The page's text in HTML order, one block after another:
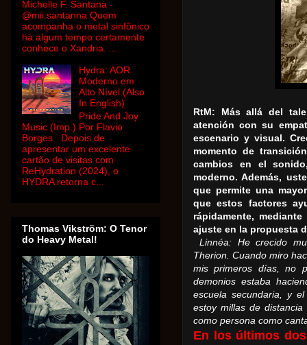
RtM: Más allá del
atención con su
escenario y visual.
momento de
cambios en el
moderno.Además,
que permite una
que estos factores
rápidamente,
ajuste en la propuesta
Linnéa: He crecido
Therion. Cuando miro
mis primeros días, no
demonios estaba
escuela secundaria, y
estoy millas de
como persona como
En los últimos
Michelle F. Santana -
@mii.santanna Quem
acompanha o metal sinfônico
há algum tempo certamente
conhece o Xandria. ...
Hydra: AOR
Moderno em
Alto Nível (Also
In English)
Pride And Joy
Music (Imp.) Por Flavio
Borges Depois de
apresentar um excelente
cartão de visitas com
ReHydration (2024), o
HYDRA retorna c...
Thomas Vikström: O Tenor
do Heavy Metal!